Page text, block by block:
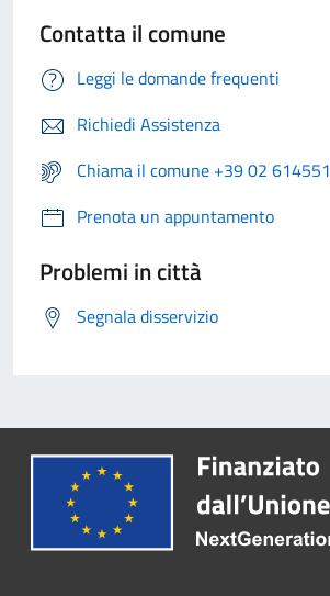
Contatta il comune
Leggi le domande frequenti
Richiedi Assistenza
Chiama il comune +39 02 614551
Prenota un appuntamento
Problemi in città
Segnala disservizio